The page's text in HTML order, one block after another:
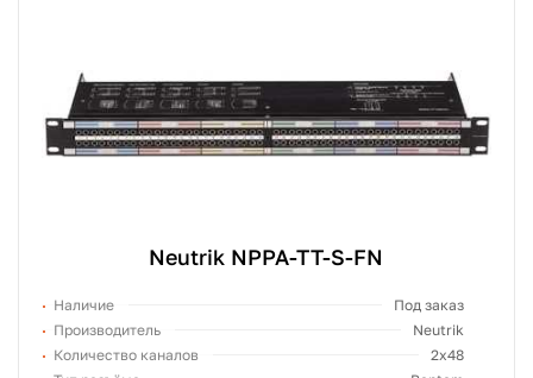
Neutrik NPPA-TT-S-FN
Наличие
Под заказ
Производитель
Neutrik
Количество каналов
2x48